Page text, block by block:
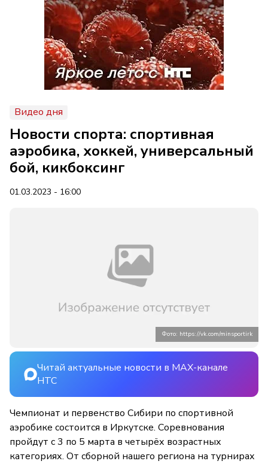
Видео дня
Новости спорта: спортивная
аэробика, хоккей, универсальный
бой, кикбоксинг
01.03.2023 - 16:00
Фото: https://vk.com/minsportirk
Читай актуальные новости в MAX-канале
НТС
Чемпионат и первенство Сибири по спортивной
аэробике состоится в Иркутске. Соревнования
пройдут с 3 по 5 марта в четырёх возрастных
категориях. От сборной нашего региона на турнирах